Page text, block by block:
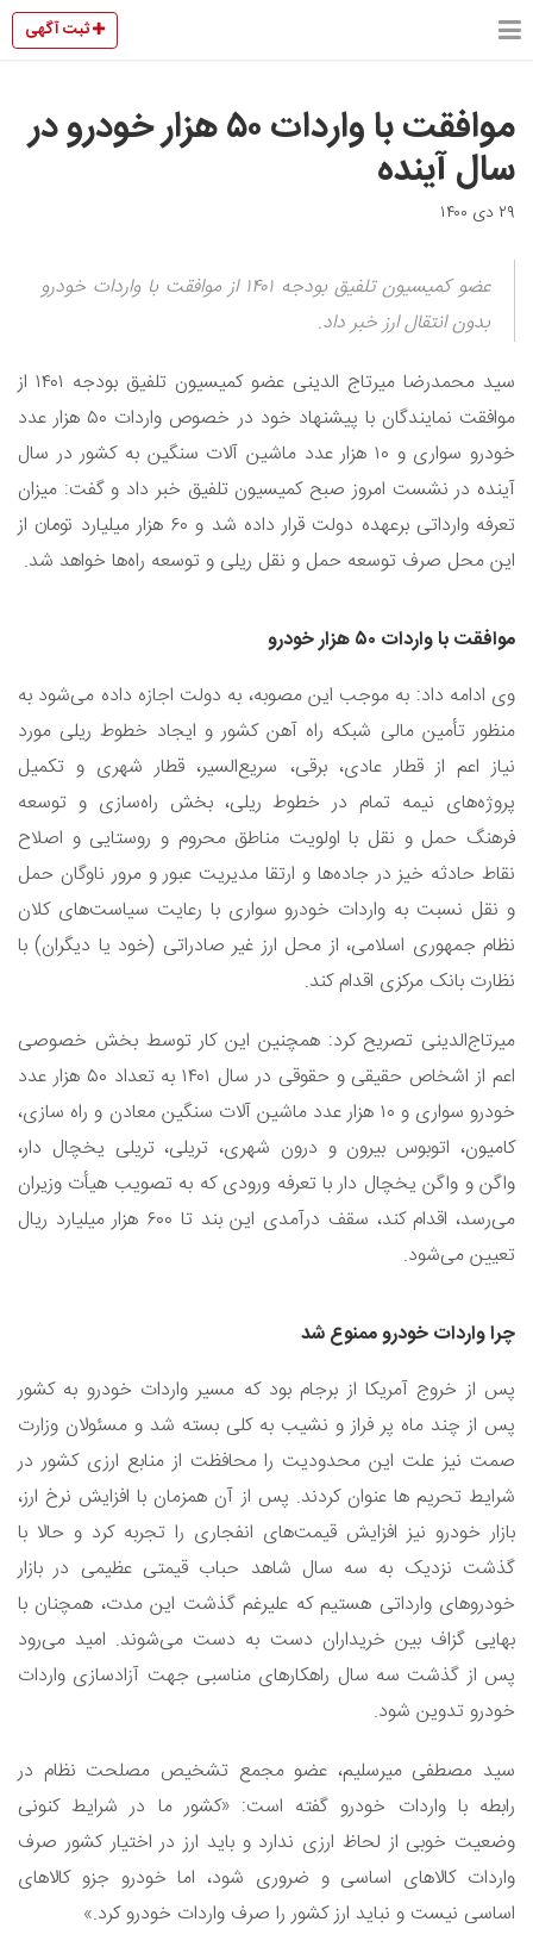
ثبت آگهی
موافقت با واردات ۵۰ هزار خودرو در
سال آینده
۲۹ دی ۱۴۰۰
عضو کمیسیون تلفیق بودجه ۱۴۰۱ از موافقت با واردات خودرو
بدون انتقال ارز خبر داد.
سید محمدرضا میرتاج الدینی عضو کمیسیون تلفیق بودجه ۱۴۰۱ از
موافقت نمایندگان با پیشنهاد خود در خصوص واردات ۵۰ هزار عدد
خودرو سواری و ۱۰ هزار عدد ماشین آلات سنگین به کشور در سال
آینده در نشست امروز صبح کمیسیون تلفیق خبر داد و گفت: میزان
تعرفه وارداتی برعهده دولت قرار داده شد و ۶۰ هزار میلیارد تومان از
این محل صرف توسعه حمل و نقل ریلی و توسعه راه‌ها خواهد شد.
موافقت با واردات ۵۰ هزار خودرو
وی ادامه داد: به موجب این مصوبه، به دولت اجازه داده می‌شود به
منظور تأمین مالی شبکه راه آهن کشور و ایجاد خطوط ریلی مورد
نیاز اعم از قطار عادی، برقی، سریع‌السیر، قطار شهری و تکمیل
پروژه‌های نیمه تمام در خطوط ریلی، بخش راه‌سازی و توسعه
فرهنگ حمل و نقل با اولویت مناطق محروم و روستایی و اصلاح
نقاط حادثه خیز در جاده‌ها و ارتقا مدیریت عبور و مرور ناوگان حمل
و نقل نسبت به واردات خودرو سواری با رعایت سیاست‌های کلان
نظام جمهوری اسلامی، از محل ارز غیر صادراتی (خود یا دیگران) با
نظارت بانک مرکزی اقدام کند.
میرتاج‌الدینی تصریح کرد: همچنین این کار توسط بخش خصوصی
اعم از اشخاص حقیقی و حقوقی در سال ۱۴۰۱ به تعداد ۵۰ هزار عدد
خودرو سواری و ۱۰ هزار عدد ماشین آلات سنگین معادن و راه سازی،
کامیون، اتوبوس بیرون و درون شهری، تریلی، تریلی یخچال دار،
واگن و واگن یخچال دار با تعرفه ورودی که به تصویب هیأت وزیران
می‌رسد، اقدام کند، سقف درآمدی این بند تا ۶۰۰ هزار میلیارد ریال
تعیین می‌شود.
چرا واردات خودرو ممنوع شد
پس از خروج آمریکا از برجام بود که مسیر واردات خودرو به کشور
پس از چند ماه پر فراز و نشیب به کلی بسته شد و مسئولان وزارت
صمت نیز علت این محدودیت را محافظت از منابع ارزی کشور در
شرایط تحریم ها عنوان کردند. پس از آن همزمان با افزایش نرخ ارز،
بازار خودرو نیز افزایش قیمت‌های انفجاری را تجربه کرد و حالا با
گذشت نزدیک به سه سال شاهد حباب قیمتی عظیمی در بازار
خودروهای وارداتی هستیم که علیرغم گذشت این مدت، همچنان با
بهایی گزاف بین خریداران دست به دست می‌شوند. امید می‌رود
پس از گذشت سه سال راهکارهای مناسبی جهت آزادسازی واردات
خودرو تدوین شود.
سید مصطفی میرسلیم، عضو مجمع تشخیص مصلحت نظام در
رابطه با واردات خودرو گفته است: «کشور ما در شرایط کنونی
وضعیت خوبی از لحاظ ارزی ندارد و باید ارز در اختیار کشور صرف
واردات کالاهای اساسی و ضروری شود، اما خودرو جزو کالاهای
اساسی نیست و نباید ارز کشور را صرف واردات خودرو کرد.»